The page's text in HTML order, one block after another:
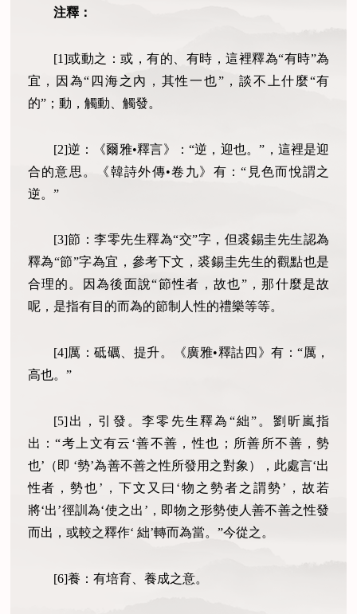
注釋：
[1]或動之：或，有的、有時，這裡釋為“有時”為
宜，因為“四海之內，其性一也”，談不上什麼“有
的”；動，觸動、觸發。
[2]逆：《爾雅•釋言》：“逆，迎也。”，這裡是迎
合的意思。《韓詩外傳•卷九》有：“見色而悅謂之
逆。”
[3]節：李零先生釋為“交”字，但裘錫圭先生認為
釋為“節”字為宜，參考下文，裘錫圭先生的觀點也是
合理的。因為後面說“節性者，故也”，那什麼是故
呢，是指有目的而為的節制人性的禮樂等等。
[4]厲：砥礪、提升。《廣雅•釋詁四》有：“厲，
高也。”
[5]出，引發。李零先生釋為“絀”。劉昕嵐指
出：“考上文有云‘善不善，性也；所善所不善，勢
也’（即 ‘勢’為善不善之性所發用之對象），此處言‘出
性者，勢也’，下文又曰‘物之勢者之謂勢’，故若
將‘出’徑訓為‘使之出’，即物之形勢使人善不善之性發
而出，或較之釋作‘ 絀’轉而為當。”今從之。
[6]養：有培育、養成之意。